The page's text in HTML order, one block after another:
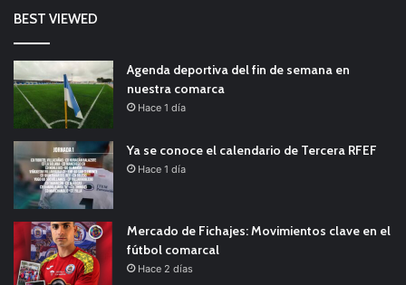
BEST VIEWED
Agenda deportiva del fin de semana en
nuestra comarca
Hace 1 día
Ya se conoce el calendario de Tercera RFEF
Hace 1 día
Mercado de Fichajes: Movimientos clave en el
fútbol comarcal
Hace 2 días